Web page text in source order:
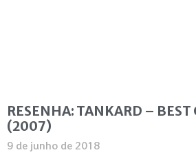
RESENHA: TANKARD – BEST
(2007)
9 de junho de 2018